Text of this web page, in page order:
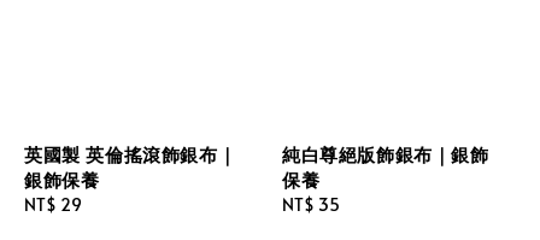
英國製 英倫搖滾飾銀布｜
銀飾保養
Regular
NT$ 29
純白尊絕版飾銀布｜銀飾
保養
Regular
NT$ 35